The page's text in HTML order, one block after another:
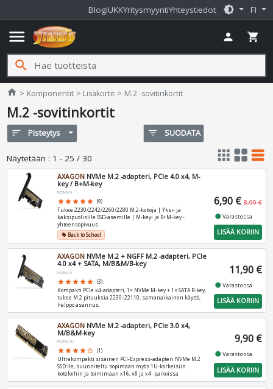
BlogiUKKYritysmyyntiYhteystiedot brightness_medium FI
menu person shopping_cart
search
home Jimms.fi
Komponentit Lisäkortit M.2 -sovitinkortit
M.2 -sovitinkortit
sort Pisteytys filter_list SUODATA
Näytetään : 1 - 25 / 30 apps grid_view table_rows
AXAGON NVMe M.2 -adapteri, PCIe 4.0 x4, M-
key / B+M-key
PCEM2-N
star star star star star (9)
Tukee 2230/2242/2260/2280 M.2-kokoja | Yksi- ja
kaksipuolisille SSD-asemille | M-key- ja B+M-key -
yhteensopivuus
local_offerBack to School
6,90 € 8,90 €
fiber_manual_recordVarastossa
LISÄÄ KORIIN
AXAGON NVMe M.2 + NGFF M.2 -adapteri, PCIe
4.0 x4 + SATA, M/B&M/B-key
PCEM2-D
star star star star star (3)
Kompakti PCIe x4‑adapteri, 1× NVMe M‑key + 1× SATA B‑key,
tukee M.2 pituuksia 2230–22110, samanaikainen käyttö,
helppo asennus.
11,90 €
fiber_manual_recordVarastossa
LISÄÄ KORIIN
AXAGON NVMe M.2 -adapteri, PCIe 3.0 x4,
M/B&M-key
PCEM2-1U
star star star star star_border (1)
Ultrakompakti sisäinen PCI‑Express‑adapteri NVMe M.2
SSD:lle, suunniteltu sopimaan myös 1U‑korkeisiin
koteloihin ja toimimaan x16, x8 ja x4 -paikoissa
9,90 €
fiber_manual_recordVarastossa
LISÄÄ KORIIN